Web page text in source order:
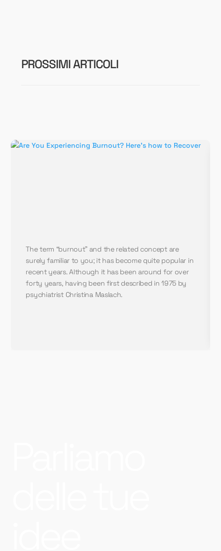
PROSSIMI ARTICOLI
The term “burnout” and the related concept are
surely familiar to you; it has become quite popular in
recent years. Although it has been around for over
forty years, having been first described in 1975 by
psychiatrist Christina Maslach.